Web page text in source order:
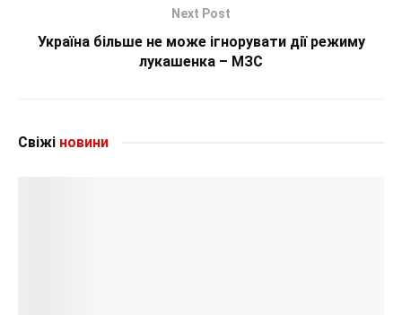
Next Post
Україна більше не може ігнорувати дії режиму
лукашенка – МЗС
Свіжі новини